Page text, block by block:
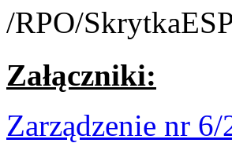
/RPO/
Załączniki:
Zarządzenie nr